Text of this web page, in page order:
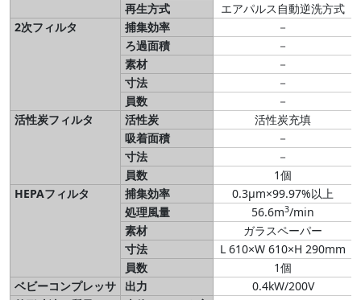
再生方式
エアパルス自動逆洗方式
2次フィルタ
捕集効率
－
ろ過面積
－
素材
－
寸法
－
員数
－
活性炭フィルタ
活性炭
活性炭充填
吸着面積
－
寸法
－
員数
1個
HEPAフィルタ
捕集効率
0.3μm×99.97%以上
処理風量
56.6m3/min
素材
ガラスペーパー
寸法
L 610×W 610×H 290mm
員数
1個
ベビーコンプレッサ
出力
0.4kW/200V